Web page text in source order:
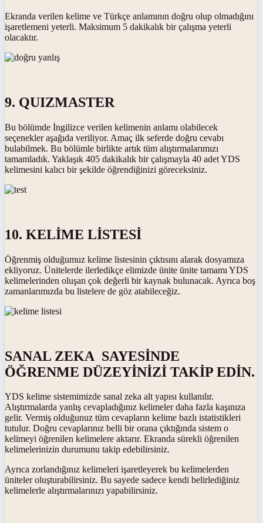
Ekranda verilen kelime ve Türkçe anlamının doğru olup olmadığını
işaretlemeni yeterli. Maksimum 5 dakikalık bir çalışma yeterli
olacaktır.
9. QUIZMASTER
Bu bölümde İngilizce verilen kelimenin anlamı olabilecek
seçenekler aşağıda veriliyor. Amaç ilk seferde doğru cevabı
bulabilmek. Bu bölümle birlikte artık tüm alıştırmalarımızı
tamamladık. Yaklaşık 405 dakikalık bir çalışmayla 40 adet YDS
kelimesini kalıcı bir şekilde öğrendiğinizi göreceksiniz.
10. KELİME LİSTESİ
Öğrenmiş olduğumuz kelime listesinin çıktısını alarak dosyamıza
ekliyoruz. Ünitelerde ilerledikçe elimizde ünite ünite tamamı YDS
kelimelerinden oluşan çok değerli bir kaynak bulunacak. Ayrıca boş
zamanlarımızda bu listelere de göz atabileceğiz.
SANAL ZEKA SAYESİNDE
ÖĞRENME DÜZEYİNİZİ TAKİP EDİN.
YDS kelime sistemimizde sanal zeka alt yapısı kullanılır.
Alıştırmalarda yanlış cevapladığınız kelimeler daha fazla kaşınıza
gelir. Vermiş olduğunuz tüm cevapların kelime bazlı istatistikleri
tutulur. Doğru cevaplarınız belli bir orana çıktığında sistem o
kelimeyi öğrenilen kelimelere aktarır. Ekranda sürekli öğrenilen
kelimelerinizin durumunu takip edebilirsiniz.
Ayrıca zorlandığınız kelimeleri işaretleyerek bu kelimelerden
üniteler oluşturabilirsiniz. Bu sayede sadece kendi belirlediğiniz
kelimelerle alıştırmalarınızı yapabilirsiniz.